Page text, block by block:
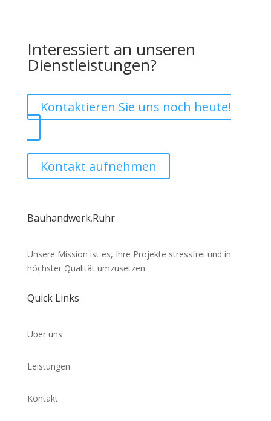
Interessiert an unseren
Dienstleistungen?
Kontaktieren Sie uns noch heute!
Kontakt aufnehmen
Bauhandwerk.Ruhr
Unsere Mission ist es, Ihre Projekte stressfrei und in
höchster Qualität umzusetzen.
Quick Links
Über uns
Leistungen
Kontakt